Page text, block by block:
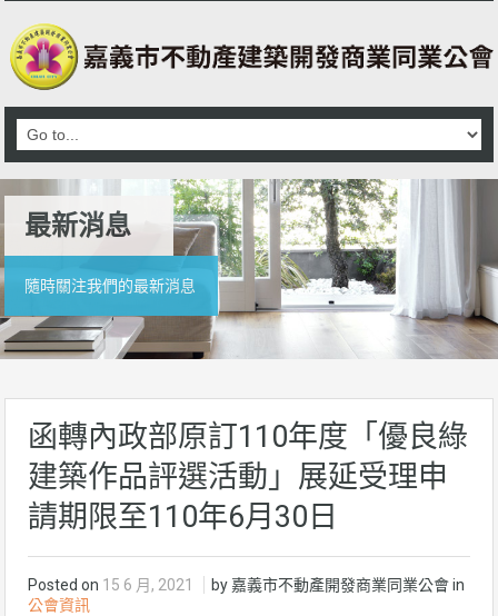
最新消息
隨時關注我們的最新消息
函轉內政部原訂110年度「優良綠
建築作品評選活動」展延受理申
請期限至110年6月30日
Posted on 15 6 月, 2021
by 嘉義市不動產開發商業同業公會 in
公會資訊